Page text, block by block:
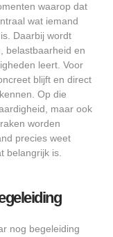
waarop dat
wat iemand
Daarbij wordt
belastbaarheid en
leert. Voor
blijft en direct
Op die
maar ook
worden
precies weet
belangrijk is.
nog begeleiding